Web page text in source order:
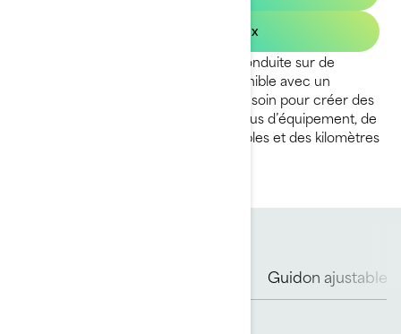
Demandez un prix
L’Explorer Pro redéfinit l’idée de la conduite sur de
longues distances. Maintenant disponible avec un
moteur de 230 ch, il est conçu avec soin pour créer des
façons ingénieuses de transporter plus d’équipement, de
découvrir de nouvelles voies navigables et des kilomètres
Guidon ajustable